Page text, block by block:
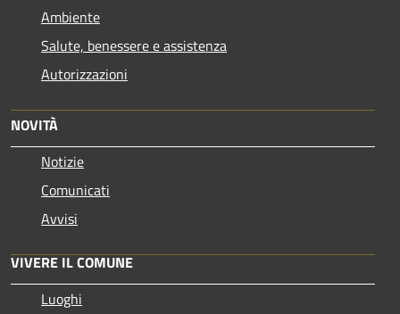
Ambiente
Salute, benessere e assistenza
Autorizzazioni
NOVITÀ
Notizie
Comunicati
Avvisi
VIVERE IL COMUNE
Luoghi